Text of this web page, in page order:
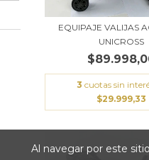
Al navegar por este sitio
EQUIPAJE VALIJAS
UNICROSS
3 cuotas sin
$29.999,33